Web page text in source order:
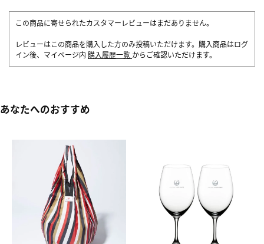
この商品に寄せられたカスタマーレビューはまだありません。
レビューはこの商品を購入した方のみ投稿いただけます。購入商品はログ
イン後、マイページ内 購入履歴一覧 からご確認いただけます。
あなたへのおすすめ